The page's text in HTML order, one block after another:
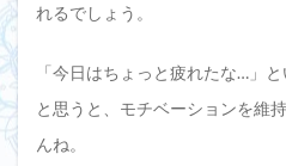
れるでしょう。
「今日はちょっと疲れたな…」
と思うと、モチベーションを維
んね。